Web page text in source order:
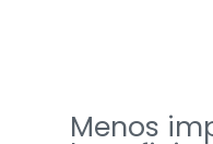
Menos